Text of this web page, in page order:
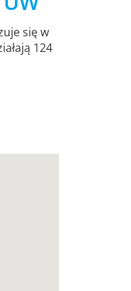
się w
124